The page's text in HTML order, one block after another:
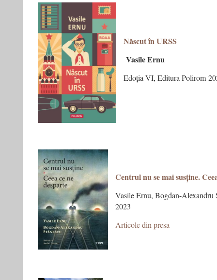
Născut în URSS
Vasile Ernu
Edoția VI, Editura Polirom
Centrul nu se mai susține.
Vasile Ernu, Bogdan-Alexandru
2023
Articole din presa